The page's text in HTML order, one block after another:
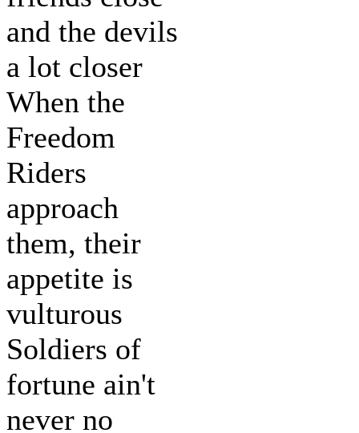
and the devils
a lot closer
When the
Freedom
Riders
approach
them, their
appetite is
vulturous
Soldiers of
fortune ain't
never no